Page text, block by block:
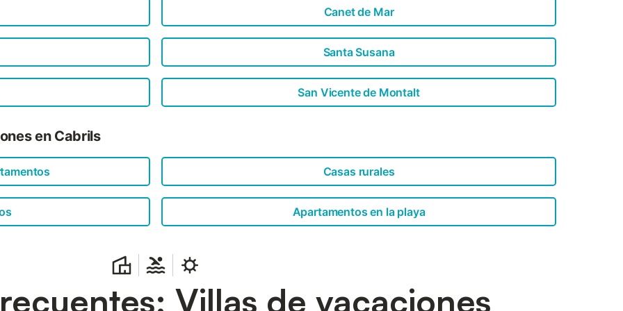
Canet de Mar
Santa Susana
San Vicente de Montalt
en Cabrils
Casas rurales
Apartamentos en la playa
Villas de vacaciones